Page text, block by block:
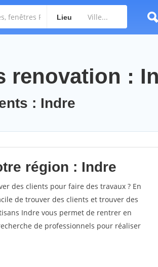
Lieu
renovation :
: Indre
région : Indre
des clients pour faire des travaux ? En
de trouver des clients et trouver des
Indre vous permet de rentrer en
de professionnels pour réaliser